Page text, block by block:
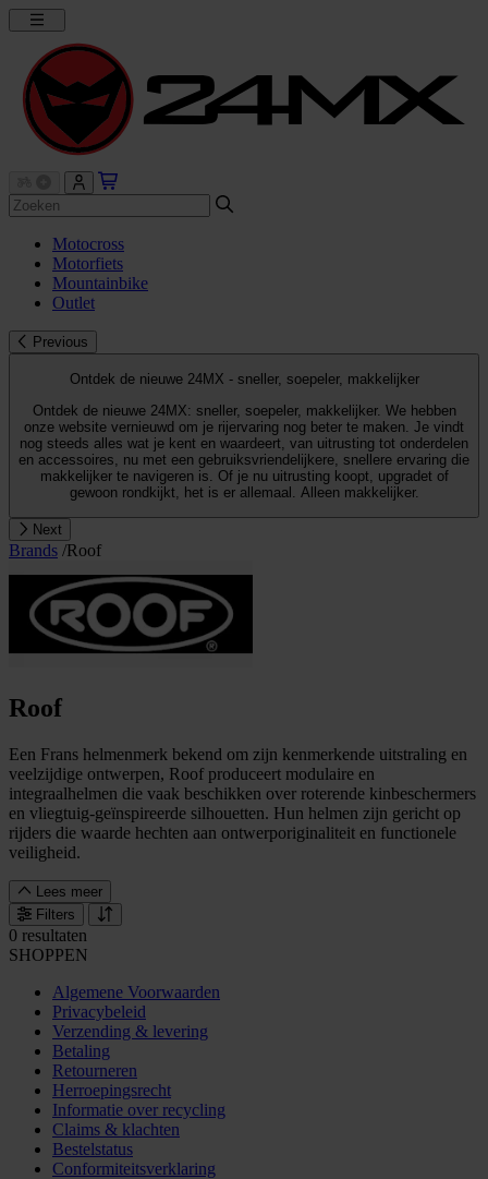
Motocross
Motorfiets
Mountainbike
Outlet
Previous
Ontdek de nieuwe 24MX - sneller, soepeler, makkelijker
Ontdek de nieuwe 24MX: sneller, soepeler, makkelijker. We hebben
onze website vernieuwd om je rijervaring nog beter te maken. Je vindt
nog steeds alles wat je kent en waardeert, van uitrusting tot onderdelen
en accessoires, nu met een gebruiksvriendelijkere, snellere ervaring die
makkelijker te navigeren is. Of je nu uitrusting koopt, upgradet of
gewoon rondkijkt, het is er allemaal. Alleen makkelijker.
Next
Brands /Roof
Roof
Een Frans helmenmerk bekend om zijn kenmerkende uitstraling en
veelzijdige ontwerpen, Roof produceert modulaire en
integraalhelmen die vaak beschikken over roterende kinbeschermers
en vliegtuig-geïnspireerde silhouetten. Hun helmen zijn gericht op
rijders die waarde hechten aan ontwerporiginaliteit en functionele
veiligheid.
Lees meer
Filters
0 resultaten
SHOPPEN
Algemene Voorwaarden
Privacybeleid
Verzending & levering
Betaling
Retourneren
Herroepingsrecht
Informatie over recycling
Claims & klachten
Bestelstatus
Conformiteitsverklaring